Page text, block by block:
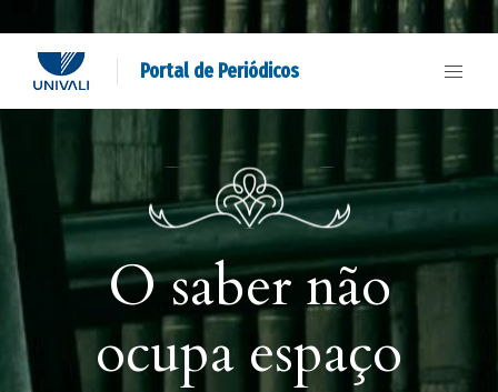
Portal de Periódicos
O saber não
ocupa espaço